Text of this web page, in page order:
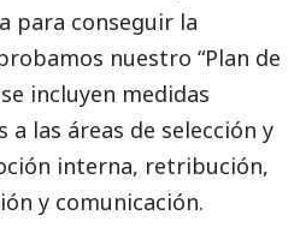
para conseguir la
nuestro “Plan de
incluyen medidas
a las áreas de selección y
interna, retribución,
y comunicación.